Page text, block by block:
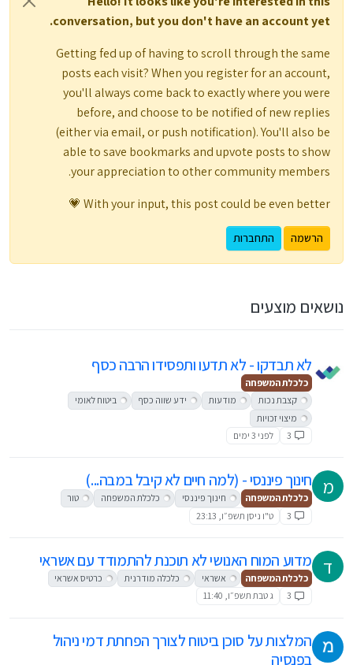
conversation, but you don't have an account yet.
Getting fed up of having to scroll through the same
posts each visit? When you register for an account,
you'll always come back to exactly where you were
before, and choose to be notified of new replies
(either via email, or push notification). You'll also be
able to save bookmarks and upvote posts to show
your appreciation to other community members.
With your input, this post could be even better 💗
הרשמה התחברות
נושאים מוצעים
לא תבדקו - לא תדעו ותפסידו הרבה כסף
כלכלת המשפחה
קצבת נכות
מודעות ידע שווה כסף
ביטוח לאומי
מיצוי זכויות
3
לפני 3 ימים
מ חינוך פיננסי - (למה חיים לא קיבל במבה...)
כלכלת המשפחה חינוך פיננסי כלכלת המשפחה
טור
3
ט"ו ניסן תשפ״ו, 23:13
ד מדוע המוח האנושי לא תוכנת להתמודד עם אשראי
כלכלת המשפחה אשראי כלכלה מודרנית
כרטיס אשראי
3
ג טבת תשפ״ו, 11:40
המלצות על סוכן ביטוח לצורך הפחתת דמי ניהול
בפנסיה